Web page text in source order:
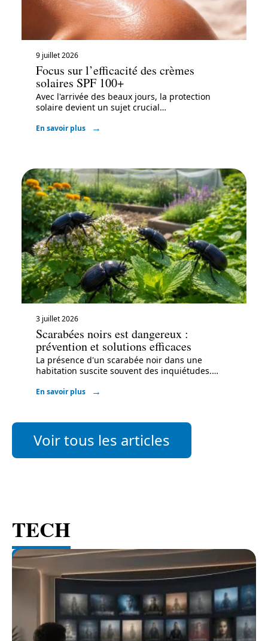
9 juillet 2026
Focus sur l’efficacité des crèmes
solaires SPF 100+
Avec l'arrivée des beaux jours, la protection
solaire devient un sujet crucial…
En savoir plus
3 juillet 2026
Scarabées noirs est dangereux :
prévention et solutions efficaces
La présence d'un scarabée noir dans une
habitation suscite souvent des inquiétudes.…
En savoir plus
Voir tous les articles
TECH
Voir tous les articles